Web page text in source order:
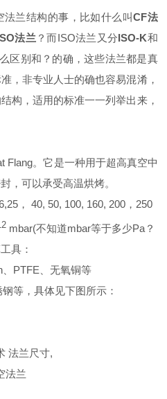
兰结构的事，比如什么叫CF法
法兰 ？而ISO法兰又分ISO-K和
区别和？的确，这些法兰都是真
，非专业人士的确也容易混淆，
构，适用的标准一一列举出来，
。它是一种用于超高真空中
，可以承受高温烘烤。
， 40, 50, 100, 160, 200，250
mbar(不知道mbar等于多少Pa？
具：
PTFE、无氧铜等
等，具体见下图所示：
法兰尺寸,
法兰